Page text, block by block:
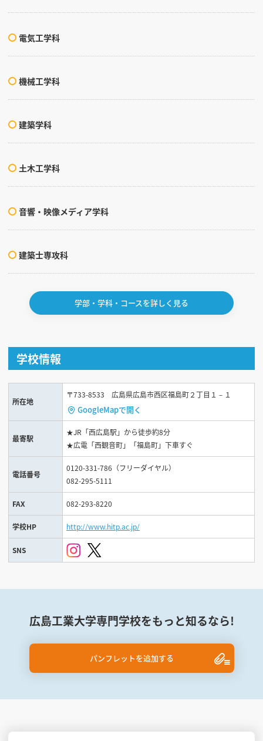
電気工学科
機械工学科
建築学科
土木工学科
音響・映像メディア学科
建築士専攻科
学部・学科・コースを詳しく見る
学校情報
所在地
〒733-8533 広島県広島市西区福島町２丁目１－１
GoogleMapで開く
最寄駅
★JR「西広島駅」から徒歩約8分
★広電「西観音町」「福島町」下車すぐ
電話番号
0120-331-786（フリーダイヤル）
082-295-5111
FAX 082-293-8220
学校HP http://www.hitp.ac.jp/
SNS
広島工業大学専門学校をもっと知るなら!
パンフレットを追加する